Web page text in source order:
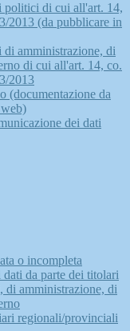
politici di cui all'art. 14,
2013 (da pubblicare in
amministrazione, di
di cui all'art. 14, co.
2013
(documentazione da
dei dati
o incompleta
da parte dei titolari
amministrazione, di
regionali/provinciali